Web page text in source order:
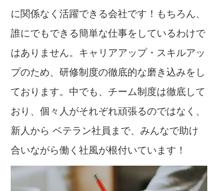
に関係なく活躍できる会社です！ もちろん、
誰にでもできる簡単な仕事をしているわけで
はありません。 キャリアアップ・スキルアッ
プのため、研修制度の徹底的な磨き込みをし
ております。中でも、チーム制度は徹底して
おり、個々人がそれぞれ頑張るのではなく、
新人から ベテラン社員まで、みんなで助け
合いながら働く社風が根付いています！